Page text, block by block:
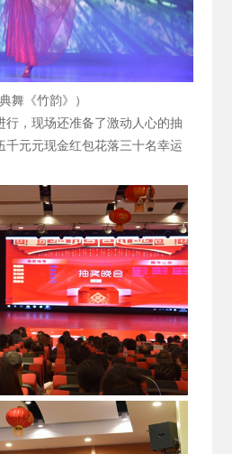
典舞《竹韵》）
行，现场还准备了激动人心的抽
千元元现金红包花落三十名幸运